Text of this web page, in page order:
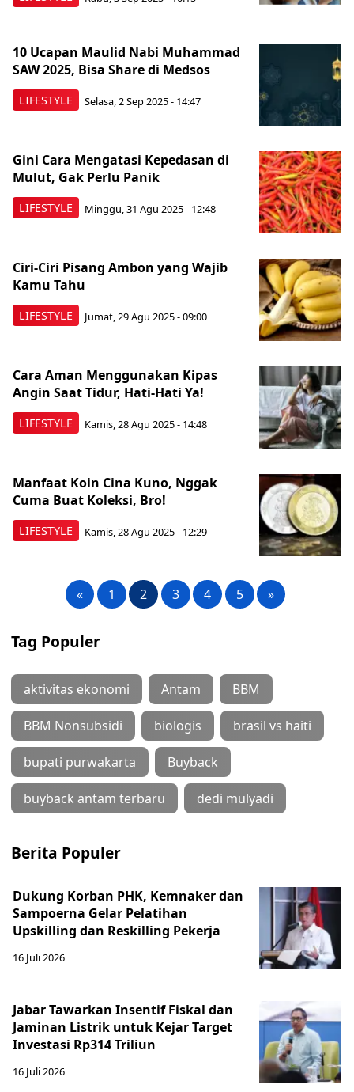
LIFESTYLE
10 Ucapan Maulid Nabi Muhammad
SAW 2025, Bisa Share di Medsos
Selasa, 2 Sep 2025 - 14:47
LIFESTYLE
Gini Cara Mengatasi Kepedasan di
Mulut, Gak Perlu Panik
Minggu, 31 Agu 2025 - 12:48
LIFESTYLE
Ciri-Ciri Pisang Ambon yang Wajib
Kamu Tahu
Jumat, 29 Agu 2025 - 09:00
LIFESTYLE
Cara Aman Menggunakan Kipas
Angin Saat Tidur, Hati-Hati Ya!
Kamis, 28 Agu 2025 - 14:48
LIFESTYLE
Manfaat Koin Cina Kuno, Nggak
Cuma Buat Koleksi, Bro!
Kamis, 28 Agu 2025 - 12:29
« 1 2 3 4 5 »
Tag Populer
aktivitas ekonomi Antam BBM
BBM Nonsubsidi biologis brasil vs haiti
bupati purwakarta Buyback
buyback antam terbaru dedi mulyadi
Berita Populer
Dukung Korban PHK, Kemnaker dan
Sampoerna Gelar Pelatihan
Upskilling dan Reskilling Pekerja
16 Juli 2026
Jabar Tawarkan Insentif Fiskal dan
Jaminan Listrik untuk Kejar Target
Investasi Rp314 Triliun
16 Juli 2026